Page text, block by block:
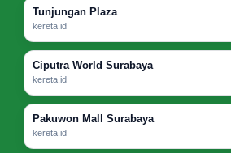
Tunjungan Plaza
kereta.id
Ciputra World Surabaya
kereta.id
Pakuwon Mall Surabaya
kereta.id